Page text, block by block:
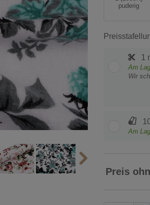
puderig
1
Am
Wir
Am
Preis